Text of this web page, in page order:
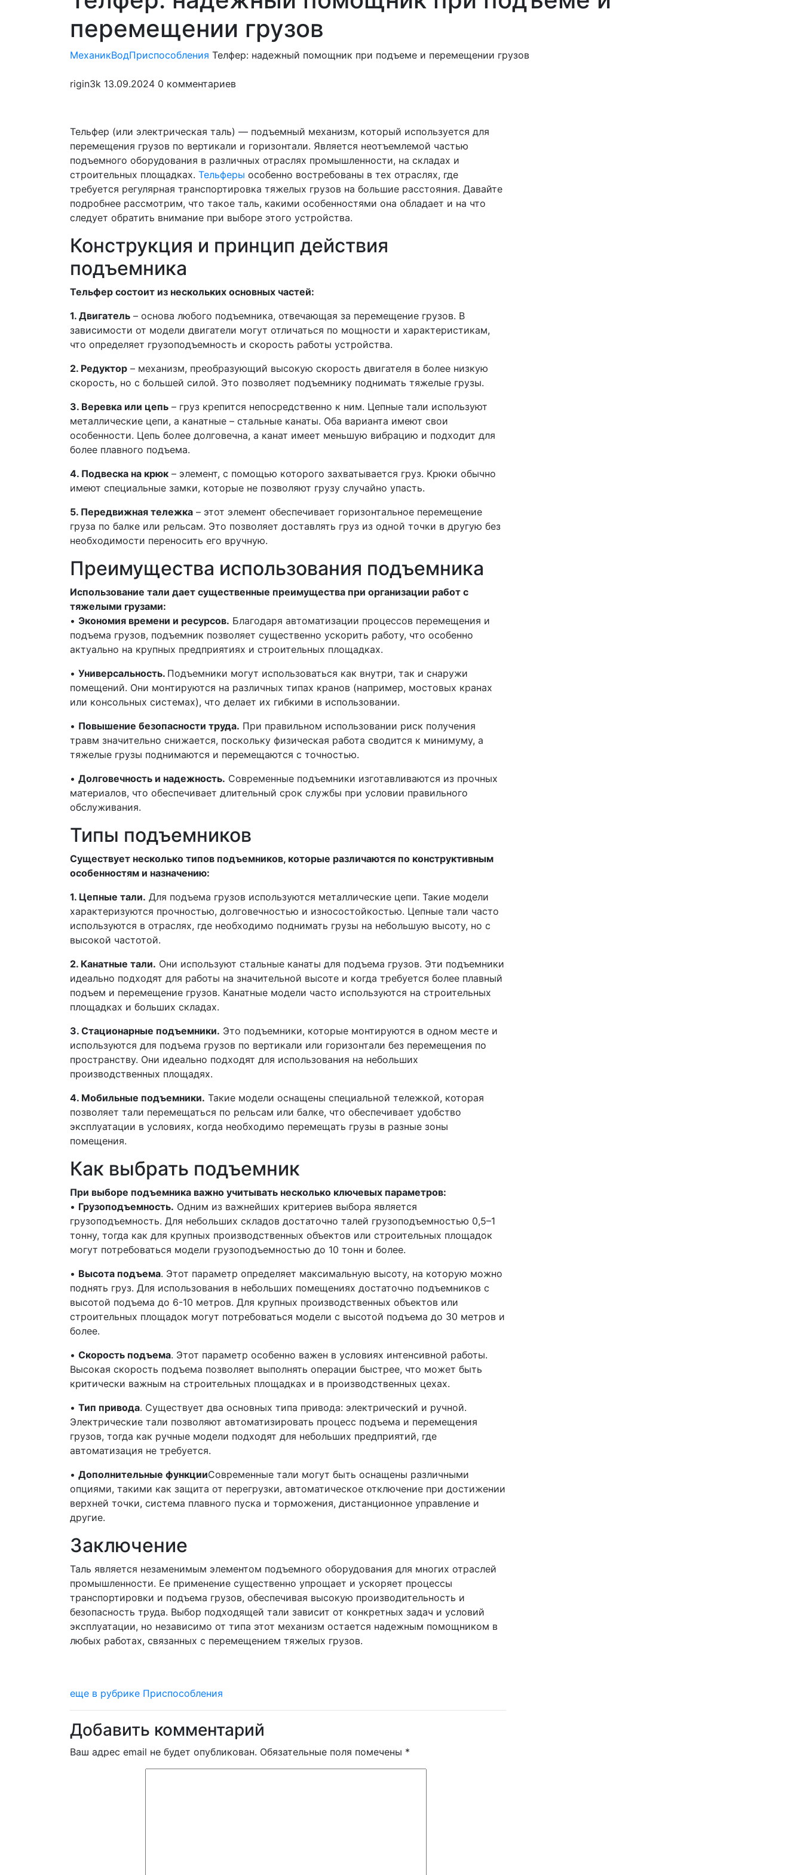
меню
перемещении грузов
МеханикВодПриспособления Телфер: надежный помощник при подъеме и перемещении грузов
rigin3k 13.09.2024 0 комментариев
Тельфер (или электрическая таль) — подъемный механизм, который используется для
перемещения грузов по вертикали и горизонтали. Является неотъемлемой частью
подъемного оборудования в различных отраслях промышленности, на складах и
строительных площадках. Тельферы особенно востребованы в тех отраслях, где
требуется регулярная транспортировка тяжелых грузов на большие расстояния. Давайте
подробнее рассмотрим, что такое таль, какими особенностями она обладает и на что
следует обратить внимание при выборе этого устройства.
Конструкция и принцип действия
подъемника
Тельфер состоит из нескольких основных частей:
1. Двигатель – основа любого подъемника, отвечающая за перемещение грузов. В
зависимости от модели двигатели могут отличаться по мощности и характеристикам,
что определяет грузоподъемность и скорость работы устройства.
2. Редуктор – механизм, преобразующий высокую скорость двигателя в более низкую
скорость, но с большей силой. Это позволяет подъемнику поднимать тяжелые грузы.
3. Веревка или цепь – груз крепится непосредственно к ним. Цепные тали используют
металлические цепи, а канатные – стальные канаты. Оба варианта имеют свои
особенности. Цепь более долговечна, а канат имеет меньшую вибрацию и подходит для
более плавного подъема.
4. Подвеска на крюк – элемент, с помощью которого захватывается груз. Крюки обычно
имеют специальные замки, которые не позволяют грузу случайно упасть.
5. Передвижная тележка – этот элемент обеспечивает горизонтальное перемещение
груза по балке или рельсам. Это позволяет доставлять груз из одной точки в другую без
необходимости переносить его вручную.
Преимущества использования подъемника
Использование тали дает существенные преимущества при организации работ с
тяжелыми грузами:
• Экономия времени и ресурсов. Благодаря автоматизации процессов перемещения и
подъема грузов, подъемник позволяет существенно ускорить работу, что особенно
актуально на крупных предприятиях и строительных площадках.
• Универсальность. Подъемники могут использоваться как внутри, так и снаружи
помещений. Они монтируются на различных типах кранов (например, мостовых кранах
или консольных системах), что делает их гибкими в использовании.
• Повышение безопасности труда. При правильном использовании риск получения
травм значительно снижается, поскольку физическая работа сводится к минимуму, а
тяжелые грузы поднимаются и перемещаются с точностью.
• Долговечность и надежность. Современные подъемники изготавливаются из прочных
материалов, что обеспечивает длительный срок службы при условии правильного
обслуживания.
Типы подъемников
Существует несколько типов подъемников, которые различаются по конструктивным
особенностям и назначению:
1. Цепные тали. Для подъема грузов используются металлические цепи. Такие модели
характеризуются прочностью, долговечностью и износостойкостью. Цепные тали часто
используются в отраслях, где необходимо поднимать грузы на небольшую высоту, но с
высокой частотой.
2. Канатные тали. Они используют стальные канаты для подъема грузов. Эти подъемники
идеально подходят для работы на значительной высоте и когда требуется более плавный
подъем и перемещение грузов. Канатные модели часто используются на строительных
площадках и больших складах.
3. Стационарные подъемники. Это подъемники, которые монтируются в одном месте и
используются для подъема грузов по вертикали или горизонтали без перемещения по
пространству. Они идеально подходят для использования на небольших
производственных площадях.
4. Мобильные подъемники. Такие модели оснащены специальной тележкой, которая
позволяет тали перемещаться по рельсам или балке, что обеспечивает удобство
эксплуатации в условиях, когда необходимо перемещать грузы в разные зоны
помещения.
Как выбрать подъемник
При выборе подъемника важно учитывать несколько ключевых параметров:
• Грузоподъемность. Одним из важнейших критериев выбора является
грузоподъемность. Для небольших складов достаточно талей грузоподъемностью 0,5–1
тонну, тогда как для крупных производственных объектов или строительных площадок
могут потребоваться модели грузоподъемностью до 10 тонн и более.
• Высота подъема. Этот параметр определяет максимальную высоту, на которую можно
поднять груз. Для использования в небольших помещениях достаточно подъемников с
высотой подъема до 6-10 метров. Для крупных производственных объектов или
строительных площадок могут потребоваться модели с высотой подъема до 30 метров и
более.
• Скорость подъема. Этот параметр особенно важен в условиях интенсивной работы.
Высокая скорость подъема позволяет выполнять операции быстрее, что может быть
критически важным на строительных площадках и в производственных цехах.
• Тип привода. Существует два основных типа привода: электрический и ручной.
Электрические тали позволяют автоматизировать процесс подъема и перемещения
грузов, тогда как ручные модели подходят для небольших предприятий, где
автоматизация не требуется.
• Дополнительные функцииСовременные тали могут быть оснащены различными
опциями, такими как защита от перегрузки, автоматическое отключение при достижении
верхней точки, система плавного пуска и торможения, дистанционное управление и
другие.
Заключение
Таль является незаменимым элементом подъемного оборудования для многих отраслей
промышленности. Ее применение существенно упрощает и ускоряет процессы
транспортировки и подъема грузов, обеспечивая высокую производительность и
безопасность труда. Выбор подходящей тали зависит от конкретных задач и условий
эксплуатации, но независимо от типа этот механизм остается надежным помощником в
любых работах, связанных с перемещением тяжелых грузов.
еще в рубрике Приспособления
Добавить комментарий
Ваш адрес email не будет опубликован. Обязательные поля помечены *